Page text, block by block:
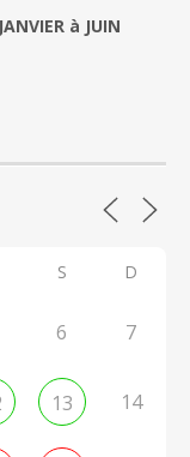
JANVIER à JUIN
S D
6 7
13 14